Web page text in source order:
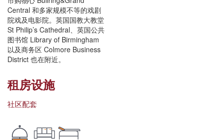
Central 和多家规模不等的戏剧
院戏及电影院。英国国教大教堂
St Philip’s Cathedral、英国公共
图书馆 Library of Birmingham
以及商务区 Colmore Business
District 也在附近。
租房设施
社区配套